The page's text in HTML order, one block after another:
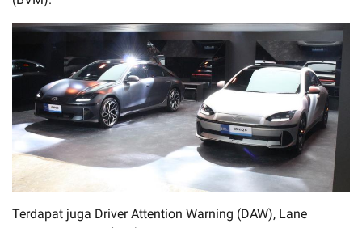
Terdapat juga Driver Attention Warning (DAW), Lane